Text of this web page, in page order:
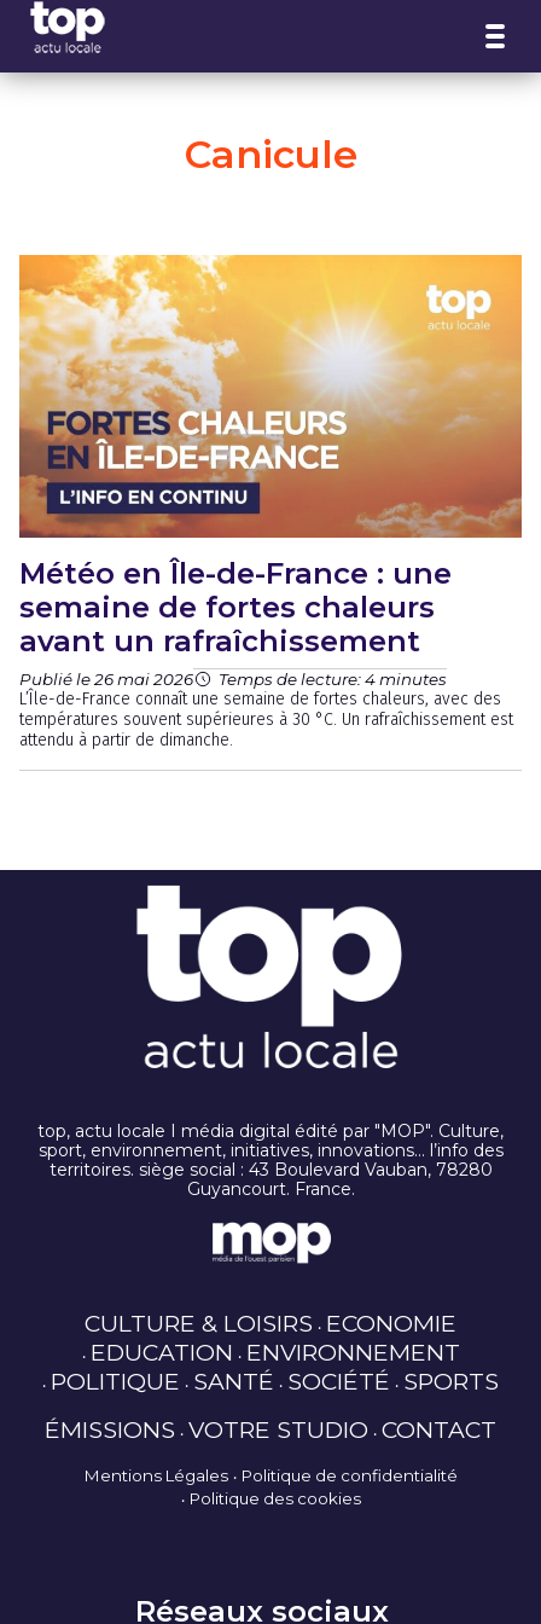
Canicule
Météo en Île-de-France : une
semaine de fortes chaleurs
avant un rafraîchissement
Publié le 26 mai 2026 Temps de lecture: 4 minutes
L’Île-de-France connaît une semaine de fortes chaleurs, avec des
températures souvent supérieures à 30 °C. Un rafraîchissement est
attendu à partir de dimanche.
top, actu locale I média digital édité par "MOP". Culture,
sport, environnement, initiatives, innovations… l’info des
territoires. siège social : 43 Boulevard Vauban, 78280
Guyancourt. France.
CULTURE & LOISIRS ECONOMIE
EDUCATION ENVIRONNEMENT
POLITIQUE SANTÉ SOCIÉTÉ SPORTS
ÉMISSIONS VOTRE STUDIO CONTACT
Mentions Légales
Politique de confidentialité
Politique des cookies
Réseaux sociaux
Panneau de gestion des cookies